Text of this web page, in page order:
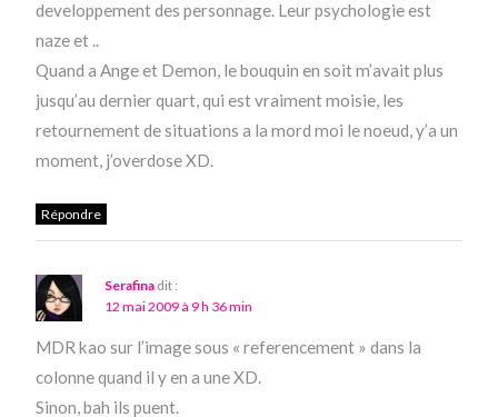
developpement des personnage. Leur psychologie est
naze et ..
Quand a Ange et Demon, le bouquin en soit m’avait plus
jusqu’au dernier quart, qui est vraiment moisie, les
retournement de situations a la mord moi le noeud, y’a un
moment, j’overdose XD.
Répondre
Serafina dit :
12 mai 2009 à 9 h 36 min
MDR kao sur l’image sous « referencement » dans la
colonne quand il y en a une XD.
Sinon, bah ils puent.